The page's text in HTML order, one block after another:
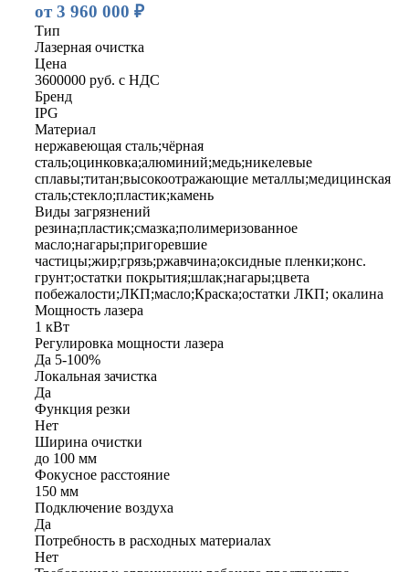
от 3 960 000 ₽
Тип
Лазерная очистка
Цена
3600000 руб. с НДС
Бренд
IPG
Материал
нержавеющая сталь;чёрная
сталь;оцинковка;алюминий;медь;никелевые
сплавы;титан;высокоотражающие металлы;медицинская
сталь;стекло;пластик;камень
Виды загрязнений
резина;пластик;смазка;полимеризованное
масло;нагары;пригоревшие
частицы;жир;грязь;ржавчина;оксидные пленки;конс.
грунт;остатки покрытия;шлак;нагары;цвета
побежалости;ЛКП;масло;Краска;остатки ЛКП; окалина
Мощность лазера
1 кВт
Регулировка мощности лазера
Да 5-100%
Локальная зачистка
Да
Функция резки
Нет
Ширина очистки
до 100 мм
Фокусное расстояние
150 мм
Подключение воздуха
Да
Потребность в расходных материалах
Нет